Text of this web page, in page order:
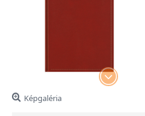
Képgaléria